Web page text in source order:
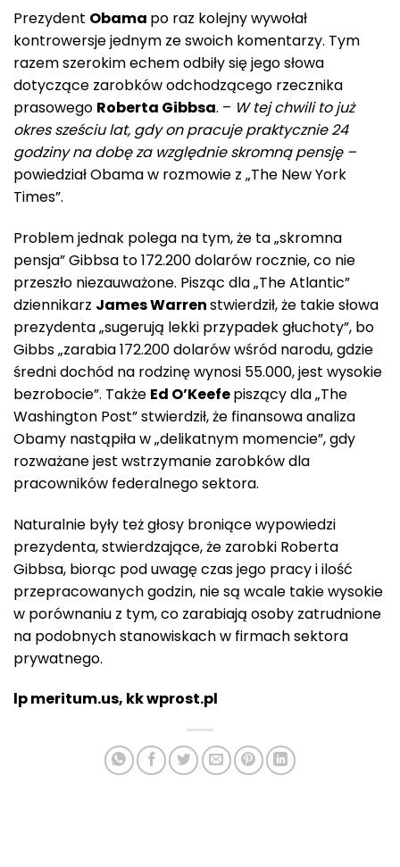
Prezydent Obama po raz kolejny wywołał
kontrowersje jednym ze swoich komentarzy. Tym
razem szerokim echem odbiły się jego słowa
dotyczące zarobków odchodzącego rzecznika
prasowego Roberta Gibbsa. – W tej chwili to już
okres sześciu lat, gdy on pracuje praktycznie 24
godziny na dobę za względnie skromną pensję –
powiedział Obama w rozmowie z „The New York
Times”.
Problem jednak polega na tym, że ta „skromna
pensja” Gibbsa to 172.200 dolarów rocznie, co nie
przeszło niezauważone. Pisząc dla „The Atlantic”
dziennikarz James Warrenstwierdził, że takie słowa
prezydenta „sugerują lekki przypadek głuchoty”, bo
Gibbs „zarabia 172.200 dolarów wśród narodu, gdzie
średni dochód na rodzinę wynosi 55.000, jest wysokie
bezrobocie”. Także Ed O’Keefepiszący dla „The
Washington Post” stwierdził, że finansowa analiza
Obamy nastąpiła w „delikatnym momencie”, gdy
rozważane jest wstrzymanie zarobków dla
pracowników federalnego sektora.
Naturalnie były też głosy broniące wypowiedzi
prezydenta, stwierdzające, że zarobki Roberta
Gibbsa, biorąc pod uwagę czas jego pracy i ilość
przepracowanych godzin, nie są wcale takie wysokie
w porównaniu z tym, co zarabiają osoby zatrudnione
na podobnych stanowiskach w firmach sektora
prywatnego.
lp meritum.us, kk wprost.pl